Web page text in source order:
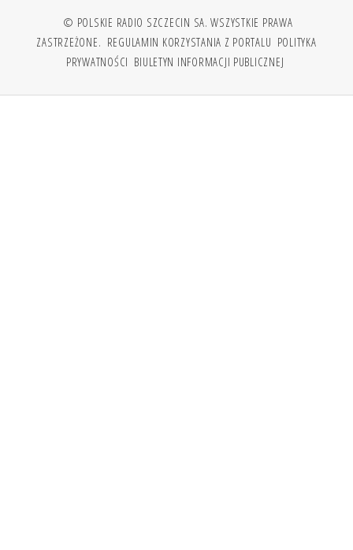
© POLSKIE RADIO SZCZECIN SA. WSZYSTKIE PRAWA
ZASTRZEŻONE. REGULAMIN KORZYSTANIA Z PORTALU POLITYKA
PRYWATNOŚCI BIULETYN INFORMACJI PUBLICZNEJ